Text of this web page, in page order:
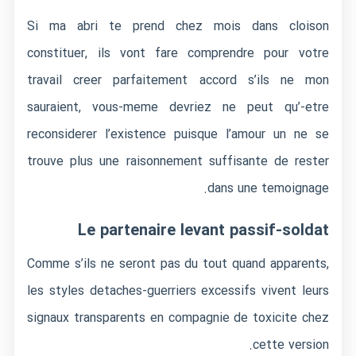
Si ma abri te prend chez mois dans cloison
constituer, ils vont fare comprendre pour votre
travail creer parfaitement accord s’ils ne mon
sauraient, vous-meme devriez ne peut qu’-etre
reconsiderer l’existence puisque l’amour un ne se
trouve plus une raisonnement suffisante de rester
dans une temoignage.
Le partenaire levant passif-soldat
Comme s’ils ne seront pas du tout quand apparents,
les styles detaches-guerriers excessifs vivent leurs
signaux transparents en compagnie de toxicite chez
cette version.